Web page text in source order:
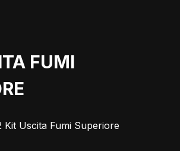
FUMI
Kit Uscita Fumi Superiore